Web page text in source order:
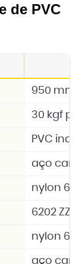
de PVC
950 mm
30 kgf
PVC
aço
nylon 6.6
6202 ZZ
nylon 6.6
aço